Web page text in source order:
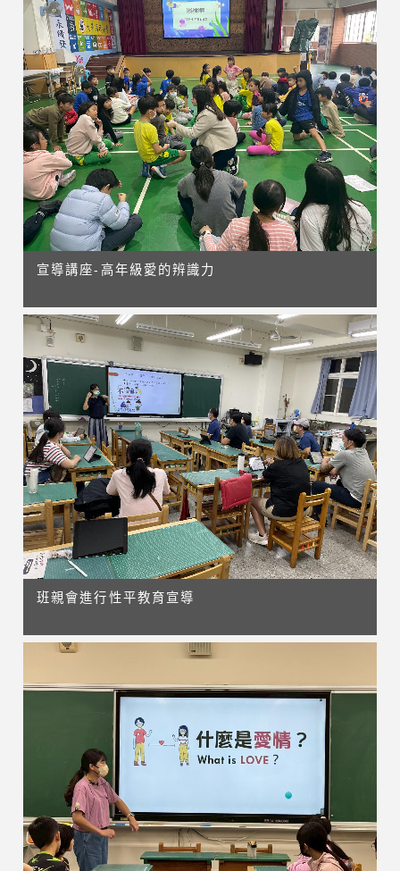
宣導講座-高年級愛的辨識力
班親會進行性平教育宣導